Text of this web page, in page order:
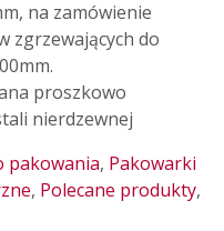
na zamówienie
zgrzewających do
proszkowo
nierdzewnej
pakowania, Pakowarki
, Polecane produkty,